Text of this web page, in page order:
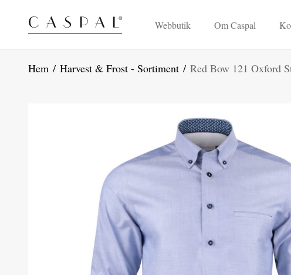
Webbutik Om Caspal
Hem / Harvest & Frost - Sortiment / Red Bow 121 Oxford